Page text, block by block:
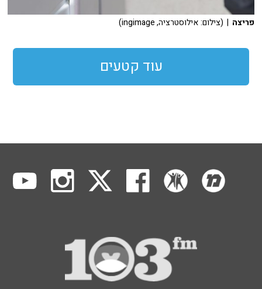
פריצה | (צילום: אילוסטרציה, ingimage)
עוד קטעים